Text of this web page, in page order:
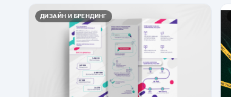
ДИЗАЙН И БРЕНДИНГ